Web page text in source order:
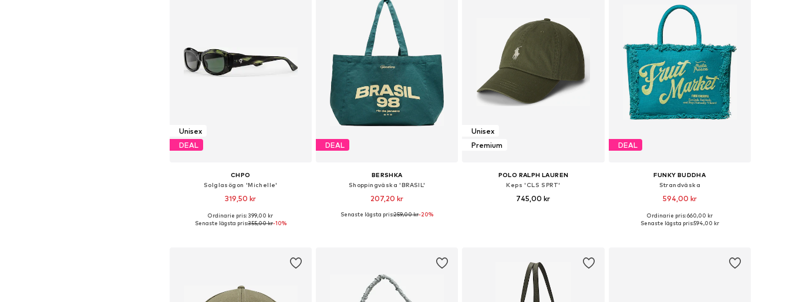
Unisex
DEAL
CHPO
Solglasögon 'Michelle'
319,50 kr
Tillgängliga storlekar: One Size
Ordinarie pris: 399,00 kr
Senaste lägsta pris:355,00 kr-10%
DEAL
BERSHKA
Shoppingväska 'BRASIL'
207,20 kr
Tillgängliga storlekar: One Size
Senaste lägsta pris:259,00 kr-20%
Unisex
Premium
POLO RALPH LAUREN
Keps 'CLS SPRT'
745,00 kr
DEAL
FUNKY BUDDHA
Strandväska
594,00 kr
Tillgängliga storlekar: One Size
Ordinarie pris: 660,00 kr
Senaste lägsta pris:594,00 kr